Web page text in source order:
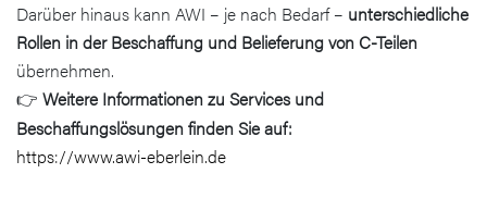
Darüber hinaus kann AWI – je nach Bedarf – unterschiedliche
Rollen in der Beschaffung und Belieferung von C-Teilen
übernehmen.
👉 Weitere Informationen zu Services und
Beschaffungslösungen finden Sie auf:
https://www.awi-eberlein.de